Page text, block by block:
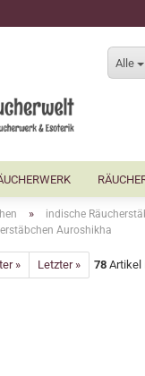
Alle
» indische
Auroshikha
» Letzter » 78 Artikel